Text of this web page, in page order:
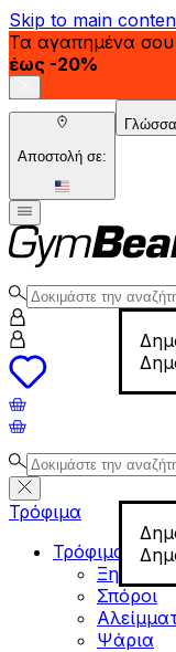
Skip to main
Τα αγαπημένα σου
έως -20%
Αποστολή σε:
Τρόφιμα
Τρόφιμα για
Ξηροί
Σπόροι
Ψάρια